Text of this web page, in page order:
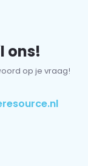
ons!
op je vraag!